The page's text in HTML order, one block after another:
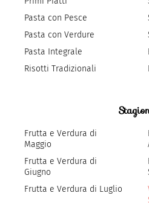
Pasta con Pesce
Pasta con Verdure
Pasta Integrale
Risotti Tradizionali
Frutta e Verdura di
Maggio
Frutta e Verdura di
Giugno
Frutta e Verdura di Luglio